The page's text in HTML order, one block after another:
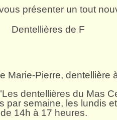
présenter un tout
Marie-Pierre, dentellière
dentellières du Mas
par semaine, les lundis
de 14h à 17 heures.